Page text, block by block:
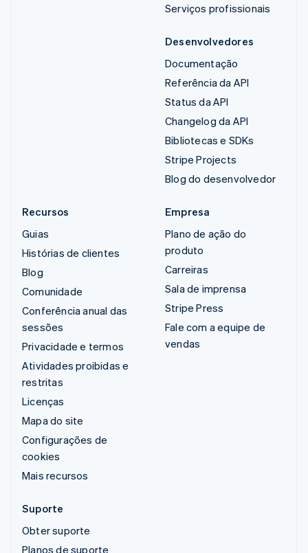
Serviços profissionais
Desenvolvedores
Documentação
Referência da API
Status da API
Changelog da API
Bibliotecas e SDKs
Stripe Projects
Blog do desenvolvedor
Recursos
Guias
Histórias de clientes
Blog
Comunidade
Conferência anual das
sessões
Privacidade e termos
Atividades proibidas e
restritas
Licenças
Mapa do site
Configurações de
cookies
Mais recursos
Empresa
Plano de ação do
produto
Carreiras
Sala de imprensa
Stripe Press
Fale com a equipe de
vendas
Suporte
Obter suporte
Planos de suporte